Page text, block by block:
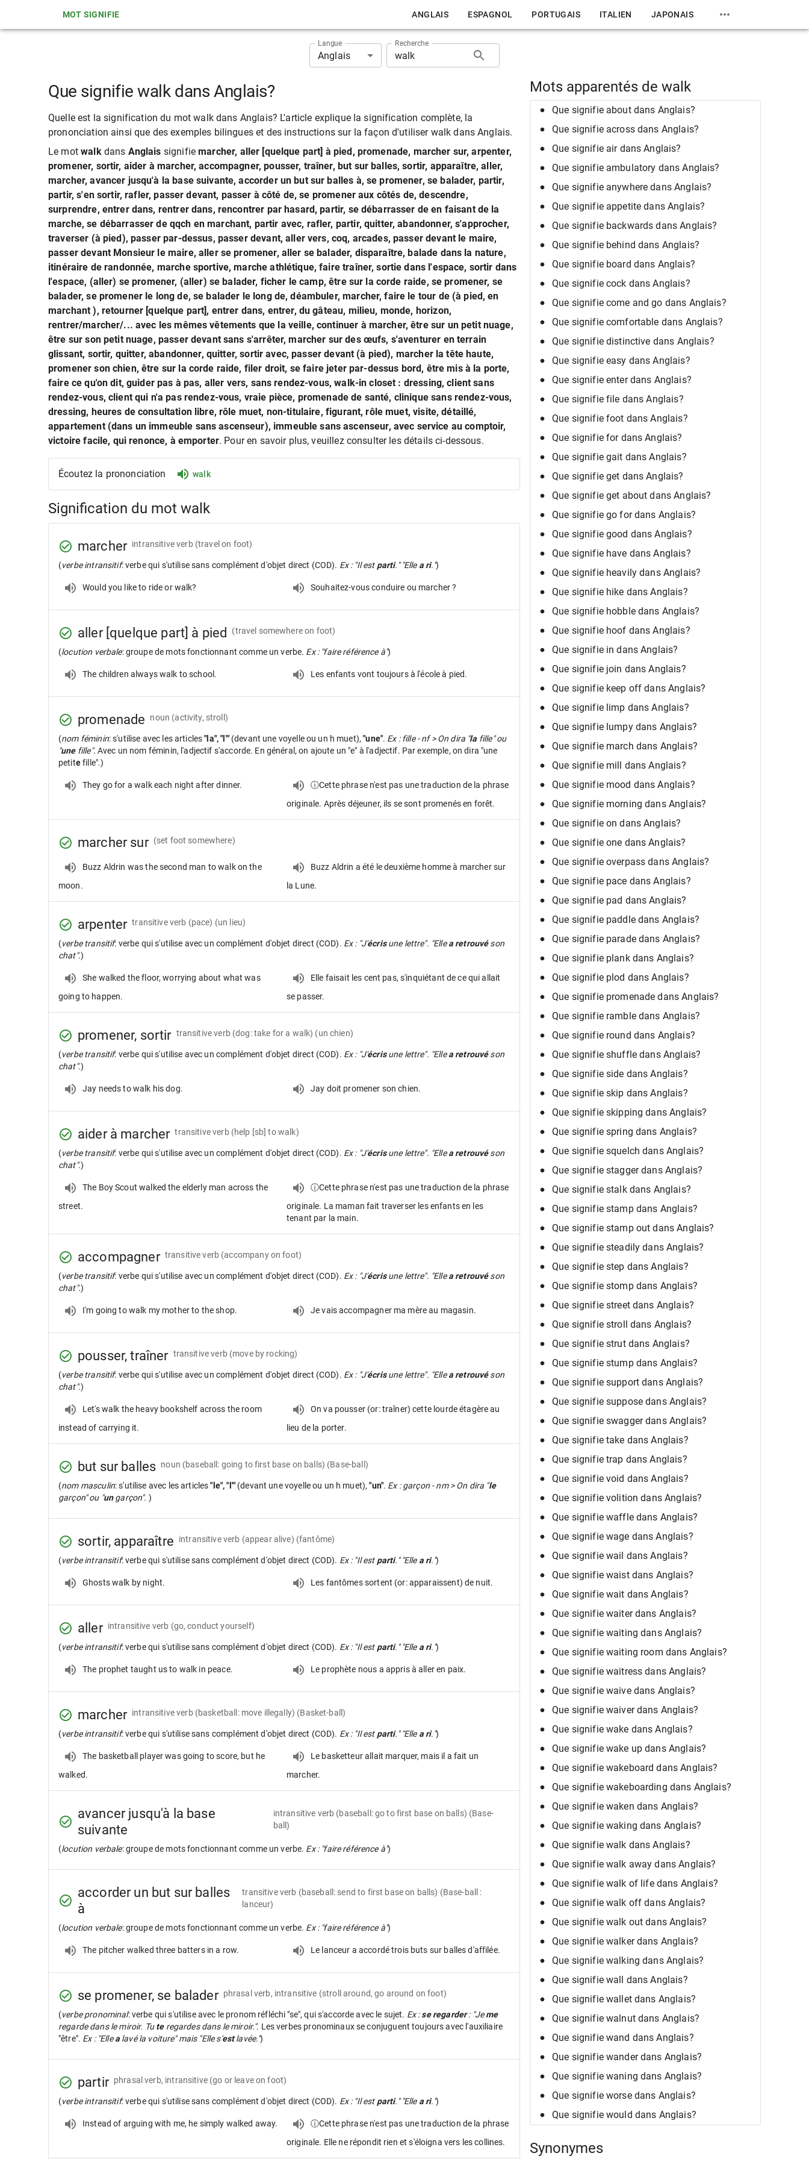
MOT SIGNIFIE ANGLAIS ESPAGNOL PORTUGAIS ITALIEN JAPONAIS
Langue
Anglais
Recherche
Que signifie walk dans Anglais?
Quelle est la signification du mot walk dans Anglais? L'article explique la signification complète, la
prononciation ainsi que des exemples bilingues et des instructions sur la façon d'utiliser walk dans Anglais.
Le motwalkdans Anglais signifiemarcher, aller [quelque part] à pied, promenade, marcher sur, arpenter,
promener, sortir, aider à marcher, accompagner, pousser, traîner, but sur balles, sortir, apparaître, aller,
marcher, avancer jusqu'à la base suivante, accorder un but sur balles à, se promener, se balader, partir,
partir, s'en sortir, rafler, passer devant, passer à côté de, se promener aux côtés de, descendre,
surprendre, entrer dans, rentrer dans, rencontrer par hasard, partir, se débarrasser de en faisant de la
marche, se débarrasser de qqch en marchant, partir avec, rafler, partir, quitter, abandonner, s'approcher,
traverser (à pied), passer par-dessus, passer devant, aller vers, coq, arcades, passer devant le maire,
passer devant Monsieur le maire, aller se promener, aller se balader, disparaître, balade dans la nature,
itinéraire de randonnée, marche sportive, marche athlétique, faire traîner, sortie dans l'espace, sortir dans
l'espace, (aller) se promener, (aller) se balader, ficher le camp, être sur la corde raide, se promener, se
balader, se promener le long de, se balader le long de, déambuler, marcher, faire le tour de (à pied, en
marchant ), retourner [quelque part], entrer dans, entrer, du gâteau, milieu, monde, horizon,
rentrer/marcher/... avec les mêmes vêtements que la veille, continuer à marcher, être sur un petit nuage,
être sur son petit nuage, passer devant sans s'arrêter, marcher sur des œufs, s'aventurer en terrain
glissant, sortir, quitter, abandonner, quitter, sortir avec, passer devant (à pied), marcher la tête haute,
promener son chien, être sur la corde raide, filer droit, se faire jeter par-dessus bord, être mis à la porte,
faire ce qu'on dit, guider pas à pas, aller vers, sans rendez-vous, walk-in closet : dressing, client sans
rendez-vous, client qui n'a pas rendez-vous, vraie pièce, promenade de santé, clinique sans rendez-vous,
dressing, heures de consultation libre, rôle muet, non-titulaire, figurant, rôle muet, visite, détaillé,
appartement (dans un immeuble sans ascenseur), immeuble sans ascenseur, avec service au comptoir,
victoire facile, qui renonce, à emporter. Pour en savoir plus, veuillez consulter les détails ci-dessous.
Écoutez la prononciation walk
Signification du mot walk
marcher intransitive verb (travel on foot)
(verbe intransitif: verbe qui s'utilise sans complément d'objet direct (COD). Ex : "Il est parti." "Elle a ri.")
Would you like to ride or walk? Souhaitez-vous conduire ou marcher ?
aller [quelque part] à pied (travel somewhere on foot)
(locution verbale: groupe de mots fonctionnant comme un verbe. Ex : "faire référence à")
The children always walk to school. Les enfants vont toujours à l'école à pied.
promenade noun (activity, stroll)
(nom féminin: s'utilise avec les articles"la", "l'" (devant une voyelle ou un h muet),"une". Ex : fille - nf > On dira "la fille" ou
"unefille". Avec un nom féminin, l'adjectif s'accorde. En général, on ajoute un "e" à l'adjectif. Par exemple, on dira "une
petitefille".)
They go for a walk each night after dinner.
ⓘCette phrase n'est pas une traduction de la phrase
originale. Après déjeuner, ils se sont promenés en forêt.
marcher sur (set foot somewhere)
Buzz Aldrin was the second man to walk on the
moon.
Buzz Aldrin a été le deuxième homme à marcher sur
la Lune.
arpenter transitive verb (pace) (un lieu)
(verbe transitif: verbe qui s'utilise avec un complément d'objet direct (COD). Ex : "J'écrisune lettre". "Ellea retrouvéson
chat".)
She walked the floor, worrying about what was
going to happen.
Elle faisait les cent pas, s'inquiétant de ce qui allait
se passer.
promener, sortir transitive verb (dog: take for a walk) (un chien)
(verbe transitif: verbe qui s'utilise avec un complément d'objet direct (COD). Ex : "J'écrisune lettre". "Ellea retrouvéson
chat".)
Jay needs to walk his dog. Jay doit promener son chien.
aider à marcher transitive verb (help [sb] to walk)
(verbe transitif: verbe qui s'utilise avec un complément d'objet direct (COD). Ex : "J'écrisune lettre". "Ellea retrouvéson
chat".)
The Boy Scout walked the elderly man across the
street.
ⓘCette phrase n'est pas une traduction de la phrase
originale. La maman fait traverser les enfants en les
tenant par la main.
accompagner transitive verb (accompany on foot)
(verbe transitif: verbe qui s'utilise avec un complément d'objet direct (COD). Ex : "J'écrisune lettre". "Ellea retrouvéson
chat".)
I'm going to walk my mother to the shop. Je vais accompagner ma mère au magasin.
pousser, traîner transitive verb (move by rocking)
(verbe transitif: verbe qui s'utilise avec un complément d'objet direct (COD). Ex : "J'écrisune lettre". "Ellea retrouvéson
chat".)
Let's walk the heavy bookshelf across the room
instead of carrying it.
On va pousser (or: traîner) cette lourde étagère au
lieu de la porter.
but sur balles noun (baseball: going to first base on balls) (Base-ball)
(nom masculin: s'utilise avec les articles"le", "l'" (devant une voyelle ou un h muet),"un". Ex : garçon - nm > On dira "le
garçon" ou "ungarçon". )
sortir, apparaître intransitive verb (appear alive) (fantôme)
(verbe intransitif: verbe qui s'utilise sans complément d'objet direct (COD). Ex : "Il est parti." "Elle a ri.")
Ghosts walk by night. Les fantômes sortent (or: apparaissent) de nuit.
aller intransitive verb (go, conduct yourself)
(verbe intransitif: verbe qui s'utilise sans complément d'objet direct (COD). Ex : "Il est parti." "Elle a ri.")
The prophet taught us to walk in peace. Le prophète nous a appris à aller en paix.
marcher intransitive verb (basketball: move illegally) (Basket-ball)
(verbe intransitif: verbe qui s'utilise sans complément d'objet direct (COD). Ex : "Il est parti." "Elle a ri.")
The basketball player was going to score, but he
walked.
Le basketteur allait marquer, mais il a fait un
marcher.
avancer jusqu'à la base
suivante
intransitive verb (baseball: go to first base on balls) (Base-
ball)
(locution verbale: groupe de mots fonctionnant comme un verbe. Ex : "faire référence à")
accorder un but sur balles
à
transitive verb (baseball: send to first base on balls) (Base-ball :
lanceur)
(locution verbale: groupe de mots fonctionnant comme un verbe. Ex : "faire référence à")
The pitcher walked three batters in a row. Le lanceur a accordé trois buts sur balles d'affilée.
se promener, se balader phrasal verb, intransitive (stroll around, go around on foot)
(verbe pronominal: verbe qui s'utilise avec le pronom réfléchi "se", qui s'accorde avec le sujet. Ex :se regarder: "Jeme
regarde dans le miroir. Tuteregardes dans le miroir.". Les verbes pronominaux se conjuguent toujours avec l'auxiliaire
"être". Ex : "Ellea lavé la voiture" mais "Elle s'estlavée.")
partir phrasal verb, intransitive (go or leave on foot)
(verbe intransitif: verbe qui s'utilise sans complément d'objet direct (COD). Ex : "Il est parti." "Elle a ri.")
Instead of arguing with me, he simply walked away.
ⓘCette phrase n'est pas une traduction de la phrase
originale. Elle ne répondit rien et s'éloigna vers les collines.
Mots apparentés de walk
Que signifie about dans Anglais?
Que signifie across dans Anglais?
Que signifie air dans Anglais?
Que signifie ambulatory dans Anglais?
Que signifie anywhere dans Anglais?
Que signifie appetite dans Anglais?
Que signifie backwards dans Anglais?
Que signifie behind dans Anglais?
Que signifie board dans Anglais?
Que signifie cock dans Anglais?
Que signifie come and go dans Anglais?
Que signifie comfortable dans Anglais?
Que signifie distinctive dans Anglais?
Que signifie easy dans Anglais?
Que signifie enter dans Anglais?
Que signifie file dans Anglais?
Que signifie foot dans Anglais?
Que signifie for dans Anglais?
Que signifie gait dans Anglais?
Que signifie get dans Anglais?
Que signifie get about dans Anglais?
Que signifie go for dans Anglais?
Que signifie good dans Anglais?
Que signifie have dans Anglais?
Que signifie heavily dans Anglais?
Que signifie hike dans Anglais?
Que signifie hobble dans Anglais?
Que signifie hoof dans Anglais?
Que signifie in dans Anglais?
Que signifie join dans Anglais?
Que signifie keep off dans Anglais?
Que signifie limp dans Anglais?
Que signifie lumpy dans Anglais?
Que signifie march dans Anglais?
Que signifie mill dans Anglais?
Que signifie mood dans Anglais?
Que signifie morning dans Anglais?
Que signifie on dans Anglais?
Que signifie one dans Anglais?
Que signifie overpass dans Anglais?
Que signifie pace dans Anglais?
Que signifie pad dans Anglais?
Que signifie paddle dans Anglais?
Que signifie parade dans Anglais?
Que signifie plank dans Anglais?
Que signifie plod dans Anglais?
Que signifie promenade dans Anglais?
Que signifie ramble dans Anglais?
Que signifie round dans Anglais?
Que signifie shuffle dans Anglais?
Que signifie side dans Anglais?
Que signifie skip dans Anglais?
Que signifie skipping dans Anglais?
Que signifie spring dans Anglais?
Que signifie squelch dans Anglais?
Que signifie stagger dans Anglais?
Que signifie stalk dans Anglais?
Que signifie stamp dans Anglais?
Que signifie stamp out dans Anglais?
Que signifie steadily dans Anglais?
Que signifie step dans Anglais?
Que signifie stomp dans Anglais?
Que signifie street dans Anglais?
Que signifie stroll dans Anglais?
Que signifie strut dans Anglais?
Que signifie stump dans Anglais?
Que signifie support dans Anglais?
Que signifie suppose dans Anglais?
Que signifie swagger dans Anglais?
Que signifie take dans Anglais?
Que signifie trap dans Anglais?
Que signifie void dans Anglais?
Que signifie volition dans Anglais?
Que signifie waffle dans Anglais?
Que signifie wage dans Anglais?
Que signifie wail dans Anglais?
Que signifie waist dans Anglais?
Que signifie wait dans Anglais?
Que signifie waiter dans Anglais?
Que signifie waiting dans Anglais?
Que signifie waiting room dans Anglais?
Que signifie waitress dans Anglais?
Que signifie waive dans Anglais?
Que signifie waiver dans Anglais?
Que signifie wake dans Anglais?
Que signifie wake up dans Anglais?
Que signifie wakeboard dans Anglais?
Que signifie wakeboarding dans Anglais?
Que signifie waken dans Anglais?
Que signifie waking dans Anglais?
Que signifie walk dans Anglais?
Que signifie walk away dans Anglais?
Que signifie walk of life dans Anglais?
Que signifie walk off dans Anglais?
Que signifie walk out dans Anglais?
Que signifie walker dans Anglais?
Que signifie walking dans Anglais?
Que signifie wall dans Anglais?
Que signifie wallet dans Anglais?
Que signifie walnut dans Anglais?
Que signifie wand dans Anglais?
Que signifie wander dans Anglais?
Que signifie waning dans Anglais?
Que signifie worse dans Anglais?
Que signifie would dans Anglais?
Synonymes